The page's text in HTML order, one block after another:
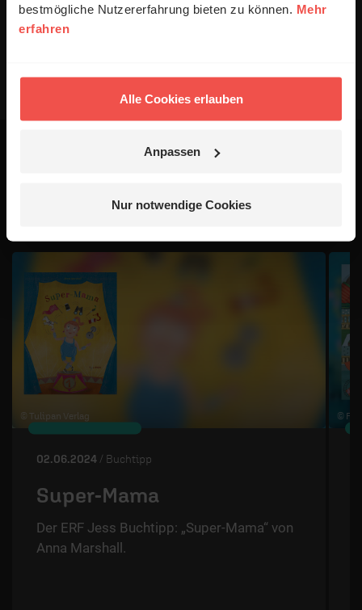
bestmögliche Nutzererfahrung bieten zu können. Mehr
erfahren
Alle Cookies erlauben
Anpassen
Nur notwendige Cookies
interessieren
© Tulipan Verlag
02.06.2024 / Buchtipp
Super-Mama
Der ERF Jess Buchtipp: „Super-Mama“ von
Anna Marshall.
©